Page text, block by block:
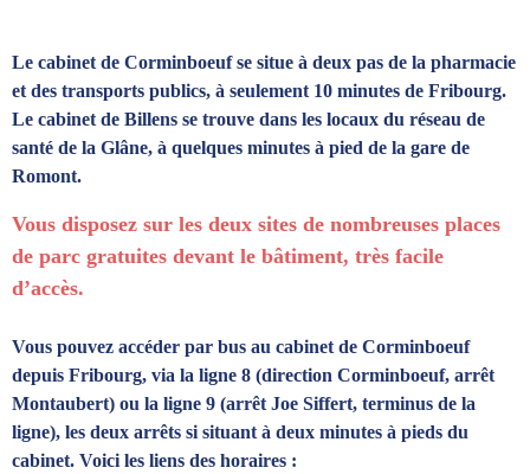
Le cabinet de Corminboeuf se situe à deux pas de la pharmacie
et des transports publics, à seulement 10 minutes de Fribourg.
Le cabinet de Billens se trouve dans les locaux du réseau de
santé de la Glâne, à quelques minutes à pied de la gare de
Romont.
Vous disposez sur les deux sites de nombreuses places
de parc gratuites devant le bâtiment, très facile
d’accès.
Vous pouvez accéder par bus au cabinet de Corminboeuf
depuis Fribourg, via la ligne 8 (direction Corminboeuf, arrêt
Montaubert) ou la ligne 9 (arrêt Joe Siffert, terminus de la
ligne), les deux arrêts si situant à deux minutes à pieds du
cabinet. Voici les liens des horaires :